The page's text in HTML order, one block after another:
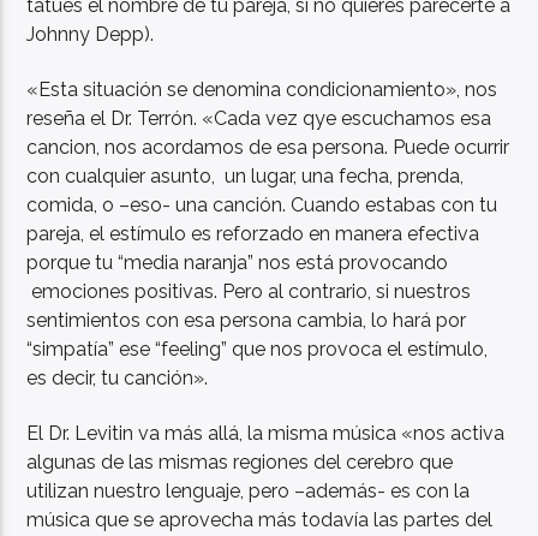
tatúes el nombre de tu pareja, si no quieres parecerte a
Johnny Depp).
«Esta situación se denomina condicionamiento», nos
reseña el Dr. Terrón. «Cada vez qye escuchamos esa
cancion, nos acordamos de esa persona. Puede ocurrir
con cualquier asunto, un lugar, una fecha, prenda,
comida, o –eso- una canción. Cuando estabas con tu
pareja, el estímulo es reforzado en manera efectiva
porque tu “media naranja” nos está provocando
emociones positivas. Pero al contrario, si nuestros
sentimientos con esa persona cambia, lo hará por
“simpatía” ese “feeling” que nos provoca el estímulo,
es decir, tu canción».
El Dr. Levitin va más allá, la misma música «nos activa
algunas de las mismas regiones del cerebro que
utilizan nuestro lenguaje, pero –además- es con la
música que se aprovecha más todavía las partes del